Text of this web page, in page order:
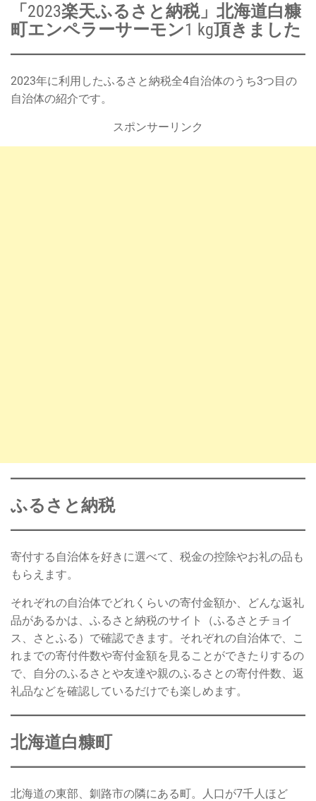
「2023楽天ふるさと納税」北海道白糠
町エンペラーサーモン1 kg頂きました
2023年に利用したふるさと納税全4自治体のうち3つ目の
自治体の紹介です。
スポンサーリンク
ふるさと納税
寄付する自治体を好きに選べて、税金の控除やお礼の品も
もらえます。
それぞれの自治体でどれくらいの寄付金額か、どんな返礼
品があるかは、ふるさと納税のサイト（ふるさとチョイ
ス、さとふる）で確認できます。それぞれの自治体で、こ
れまでの寄付件数や寄付金額を見ることができたりするの
で、自分のふるさとや友達や親のふるさとの寄付件数、返
礼品などを確認しているだけでも楽しめます。
北海道白糠町
北海道の東部、釧路市の隣にある町。人口が7千人ほど